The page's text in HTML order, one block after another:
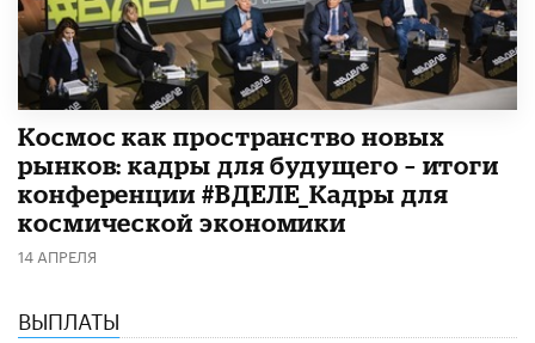
Космос как пространство новых
рынков: кадры для будущего – итоги
конференции #ВДЕЛЕ_Кадры для
космической экономики
14 АПРЕЛЯ
ВЫПЛАТЫ